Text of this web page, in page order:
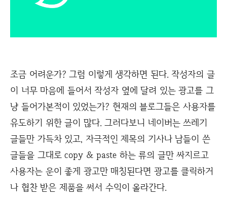
조금 어려운가? 그럼 이렇게 생각하면 된다. 작성자의 글
이 너무 마음에 들어서 작성자 옆에 달려 있는 광고를 그
냥 들어가본적이 있었는가? 현재의 블로그들은 사용자를
유도하기 위한 글이 많다. 그러다보니 네이버는 쓰레기
글들만 가득차 있고, 자극적인 제목의 기사나 남들이 쓴
글들을 그대로 copy & paste 하는 류의 글만 싸지르고
사용자는 운이 좋게 광고만 매칭된다면 광고를 클릭하거
나 협찬 받은 제품을 써서 수익이 올라간다.